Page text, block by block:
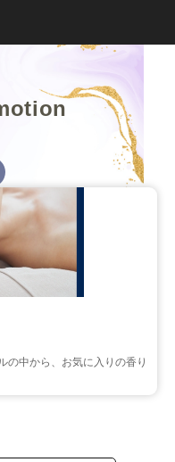
の中から、お気に入りの香り